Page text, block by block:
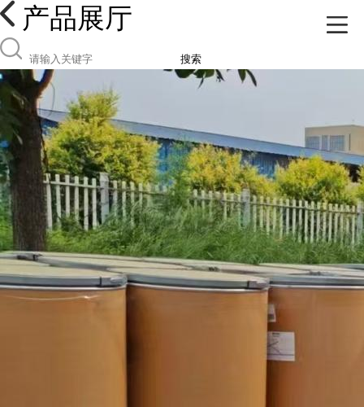
产品展厅
搜索